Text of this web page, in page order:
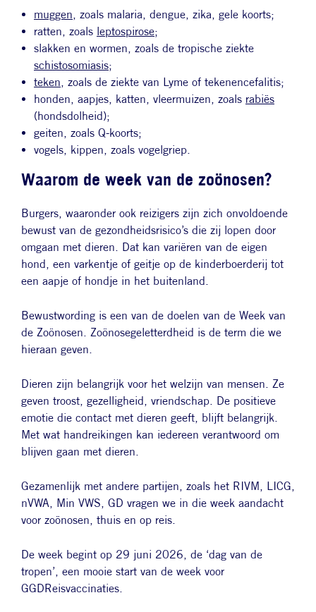
muggen, zoals malaria, dengue, zika, gele koorts;
ratten, zoals leptospirose;
slakken en wormen, zoals de tropische ziekte
schistosomiasis;
teken, zoals de ziekte van Lyme of tekenencefalitis;
honden, aapjes, katten, vleermuizen, zoals rabiës
(hondsdolheid);
geiten, zoals Q-koorts;
vogels, kippen, zoals vogelgriep.
Waarom de week van de zoönosen?
Burgers, waaronder ook reizigers zijn zich onvoldoende
bewust van de gezondheidsrisico’s die zij lopen door
omgaan met dieren. Dat kan variëren van de eigen
hond, een varkentje of geitje op de kinderboerderij tot
een aapje of hondje in het buitenland.
Bewustwording is een van de doelen van de Week van
de Zoönosen. Zoönosegeletterdheid is de term die we
hieraan geven.
Dieren zijn belangrijk voor het welzijn van mensen. Ze
geven troost, gezelligheid, vriendschap. De positieve
emotie die contact met dieren geeft, blijft belangrijk.
Met wat handreikingen kan iedereen verantwoord om
blijven gaan met dieren.
Gezamenlijk met andere partijen, zoals het RIVM, LICG,
nVWA, Min VWS, GD vragen we in die week aandacht
voor zoönosen, thuis en op reis.
De week begint op 29 juni 2026, de ‘dag van de
tropen’, een mooie start van de week voor
GGDReisvaccinaties.